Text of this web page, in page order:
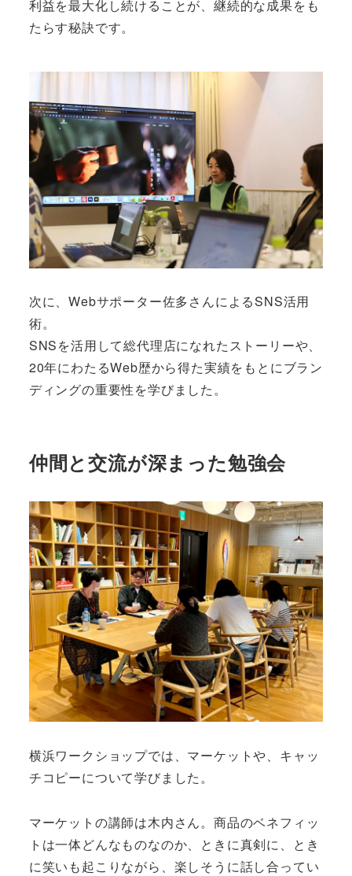
利益を最大化し続けることが、継続的な成果をも
たらす秘訣です。
次に、Webサポーター佐多さんによるSNS活用
術。
SNSを活用して総代理店になれたストーリーや、
20年にわたるWeb歴から得た実績をもとにブラン
ディングの重要性を学びました。
仲間と交流が深まった勉強会
横浜ワークショップでは、マーケットや、キャッ
チコピーについて学びました。
マーケットの講師は木内さん。商品のベネフィッ
トは一体どんなものなのか、ときに真剣に、とき
に笑いも起こりながら、楽しそうに話し合ってい